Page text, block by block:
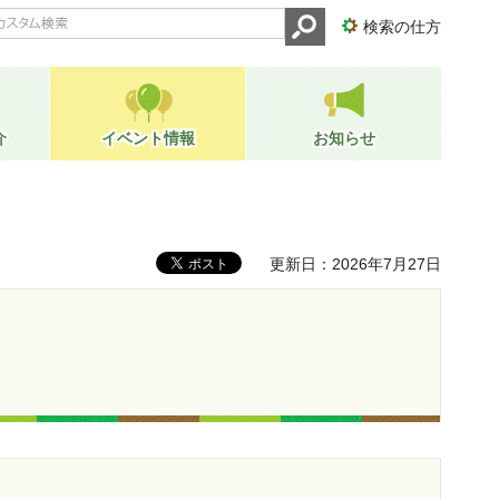
検索の仕方
イベント情報 お知らせ
更新日：2026年7月27日